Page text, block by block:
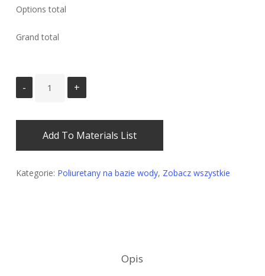
Options total
Grand total
Add To Materials List
Kategorie: Poliuretany na bazie wody, Zobacz wszystkie
Opis